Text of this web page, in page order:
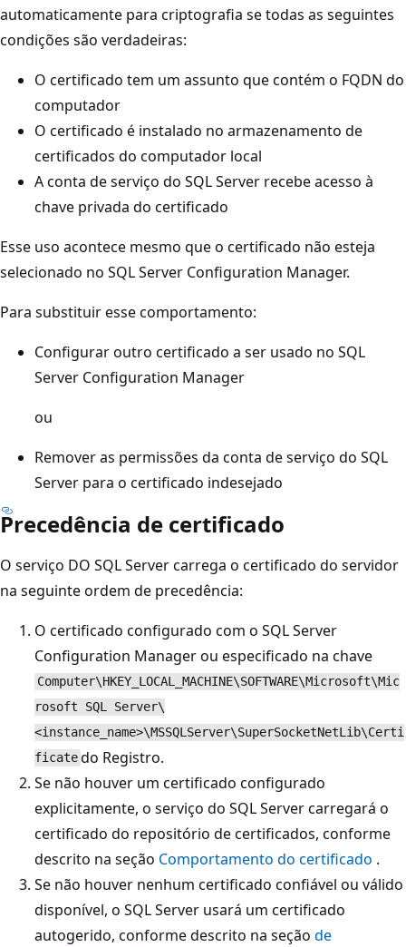
automaticamente para criptografia se todas as seguintes
condições são verdadeiras:
O certificado tem um assunto que contém o FQDN do
computador
O certificado é instalado no armazenamento de
certificados do computador local
A conta de serviço do SQL Server recebe acesso à
chave privada do certificado
Esse uso acontece mesmo que o certificado não esteja
selecionado no SQL Server Configuration Manager.
Para substituir esse comportamento:
Configurar outro certificado a ser usado no SQL
Server Configuration Manager
ou
Remover as permissões da conta de serviço do SQL
Server para o certificado indesejado
Precedência de certificado
O serviço DO SQL Server carrega o certificado do servidor
na seguinte ordem de precedência:
O certificado configurado com o SQL Server
Configuration Manager ou especificado na chave
Computer\HKEY_LOCAL_MACHINE\SOFTWARE\Microsoft\Mic
rosoft SQL Server\
<instance_name>\MSSQLServer\SuperSocketNetLib\Certi
ficatedo Registro.
Se não houver um certificado configurado
explicitamente, o serviço do SQL Server carregará o
certificado do repositório de certificados, conforme
descrito na seção Comportamento do certificado .
Se não houver nenhum certificado confiável ou válido
disponível, o SQL Server usará um certificado
autogerido, conforme descrito na seção de